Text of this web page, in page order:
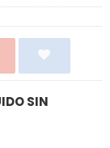
SIN